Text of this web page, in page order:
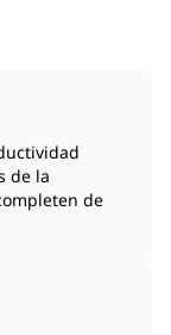
de la
de